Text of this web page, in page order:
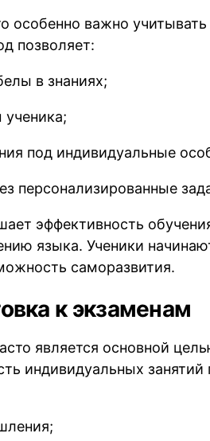
особенно важно учитывать
позволяет:
в знаниях;
ученика;
под индивидуальные
персонализированные
эффективность
языка. Ученики
саморазвития.
к экзаменам
является основной
индивидуальных